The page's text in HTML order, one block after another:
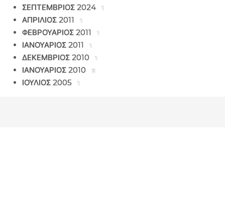
ΣΕΠΤΕΜΒΡΙΟΣ 2024 1
ΑΠΡΙΛΙΟΣ 2011 1
ΦΕΒΡΟΥΑΡΙΟΣ 2011 1
ΙΑΝΟΥΑΡΙΟΣ 2011 1
ΔΕΚΕΜΒΡΙΟΣ 2010 1
ΙΑΝΟΥΑΡΙΟΣ 2010 2
ΙΟΥΛΙΟΣ 2005 1